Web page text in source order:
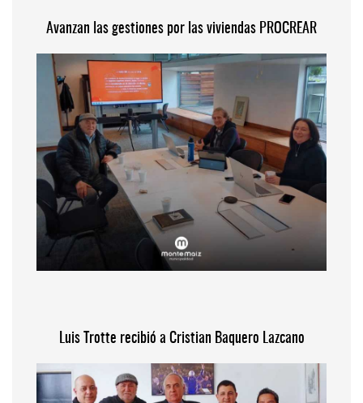
Avanzan las gestiones por las viviendas PROCREAR
Luis Trotte recibió a Cristian Baquero Lazcano